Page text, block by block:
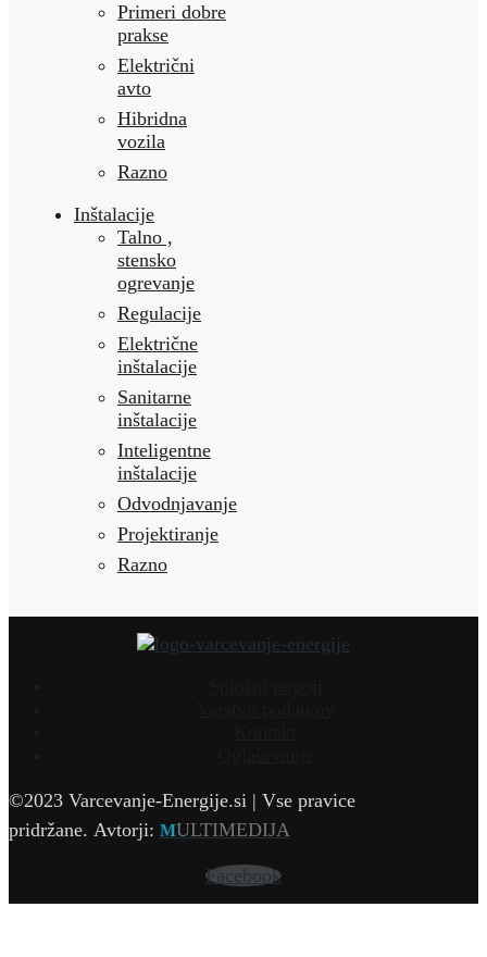
Primeri dobre
prakse
Električni
avto
Hibridna
vozila
Razno
Inštalacije
Talno ,
stensko
ogrevanje
Regulacije
Električne
inštalacije
Sanitarne
inštalacije
Inteligentne
inštalacije
Odvodnjavanje
Projektiranje
Razno
©2023 Varcevanje-Energije.si | Vse pravice
pridržane. Avtorji: MULTIMEDIJA
Facebook